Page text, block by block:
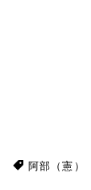
阿部（憲）